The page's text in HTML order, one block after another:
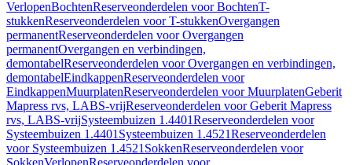
VerlopenBochtenReserveonderdelen voor BochtenT-
stukkenReserveonderdelen voor T-stukkenOvergangen
permanentReserveonderdelen voor Overgangen
permanentOvergangen en verbindingen,
demontabelReserveonderdelen voor Overgangen en verbindingen,
demontabelEindkappenReserveonderdelen voor
EindkappenMuurplatenReserveonderdelen voor MuurplatenGeberit
Mapress rvs, LABS-vrijReserveonderdelen voor Geberit Mapress
rvs, LABS-vrijSysteembuizen 1.4401Reserveonderdelen voor
Systeembuizen 1.4401 Systeembuizen 1.4521Reserveonderdelen
voor Systeembuizen 1.4521 SokkenReserveonderdelen voor
SokkenVerlopenReserveonderdelen voor